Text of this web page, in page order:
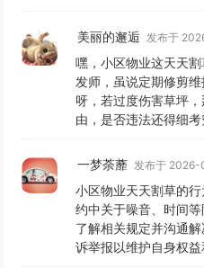
美丽的邂逅 发布于
嘿，小区物业这天天
发师，虽说定期修剪
呀，若过度伤害草坪
由，是否违法还得细考
一梦荼蘼 发布于
小区物业天天割草的
约中关于噪音、时间
了解相关规定并沟通
诉举报以维护自身权